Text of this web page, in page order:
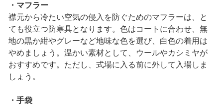
・マフラー
襟元から冷たい空気の侵入を防ぐためのマフラーは、と
ても役立つ防寒具となります。色はコートに合わせ、無
地の黒か紺やグレーなど地味な色を選び、白色の着用は
やめましょう。温かい素材として、ウールやカシミヤが
おすすめです。ただし、式場に入る前に外して入場しま
しょう。
・手袋